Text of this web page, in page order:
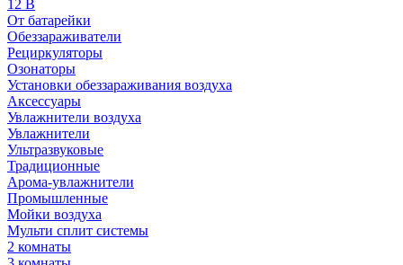
12 В
От батарейки
Обеззараживатели
Рециркуляторы
Озонаторы
Установки обеззараживания воздуха
Аксессуары
Увлажнители воздуха
Увлажнители
Ультразвуковые
Традиционные
Арома-увлажнители
Промышленные
Мойки воздуха
Мульти сплит системы
2 комнаты